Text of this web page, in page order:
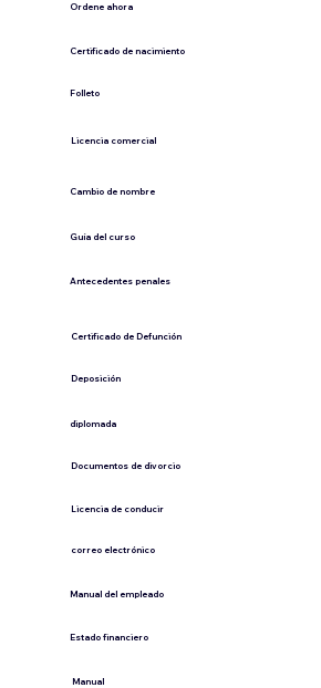
Ordene ahora
Certificado de nacimiento
Folleto
​Licencia comercial
Cambio de nombre
Guía del curso
Antecedentes penales
​Certificado de Defunción
​Deposición
diplomada
Documentos de divorcio
Licencia de conducir
​correo electrónico
Manual del empleado
Estado financiero
​Manual